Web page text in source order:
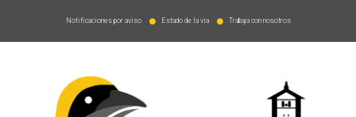
Notificaciones por aviso Estado de la via Trabaja con nosotros